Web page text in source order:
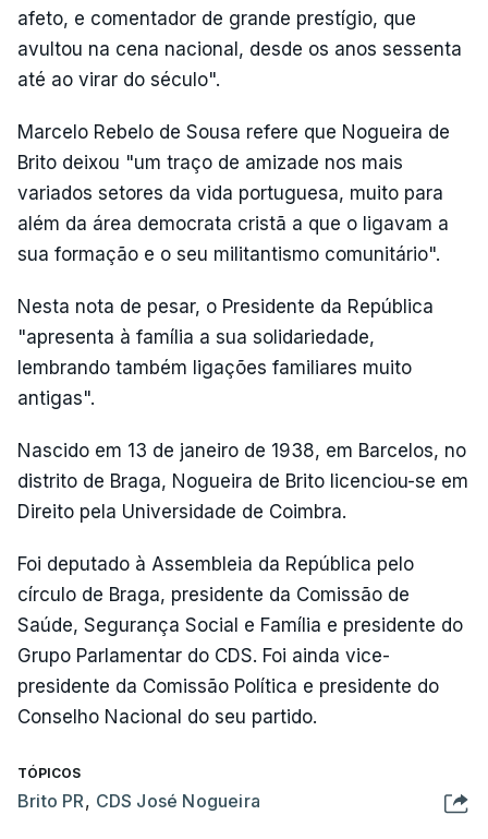
afeto, e comentador de grande prestígio, que
avultou na cena nacional, desde os anos sessenta
até ao virar do século".
Marcelo Rebelo de Sousa refere que Nogueira de
Brito deixou "um traço de amizade nos mais
variados setores da vida portuguesa, muito para
além da área democrata cristã a que o ligavam a
sua formação e o seu militantismo comunitário".
Nesta nota de pesar, o Presidente da República
"apresenta à família a sua solidariedade,
lembrando também ligações familiares muito
antigas".
Nascido em 13 de janeiro de 1938, em Barcelos, no
distrito de Braga, Nogueira de Brito licenciou-se em
Direito pela Universidade de Coimbra.
Foi deputado à Assembleia da República pelo
círculo de Braga, presidente da Comissão de
Saúde, Segurança Social e Família e presidente do
Grupo Parlamentar do CDS. Foi ainda vice-
presidente da Comissão Política e presidente do
Conselho Nacional do seu partido.
TÓPICOS
Brito PR, CDS José Nogueira